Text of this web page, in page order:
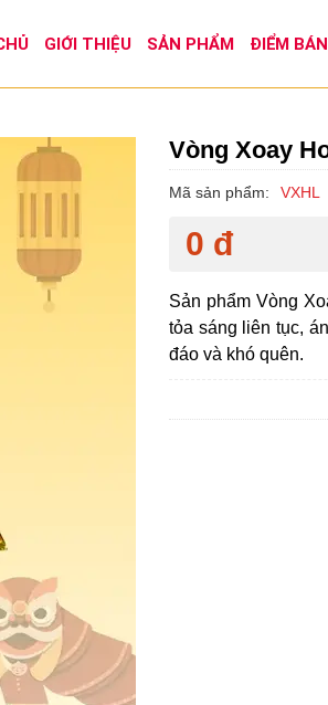
GIỚI THIỆU SẢN PHẨM ĐIỂM BÁN
Vòng Xoay
Mã sản phẩm: VXHL
0 đ
Sản phẩm Vòng
tỏa sáng liên tục,
đáo và khó quên.